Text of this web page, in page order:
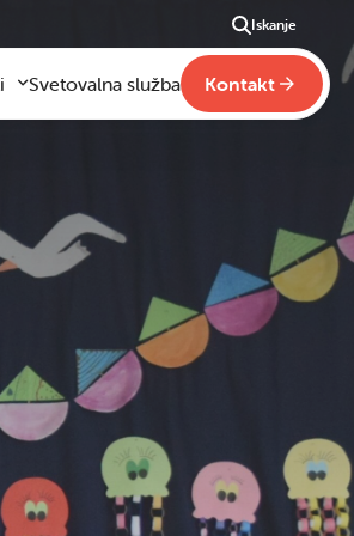
Iskanje
Svetovalna služba Kontakt